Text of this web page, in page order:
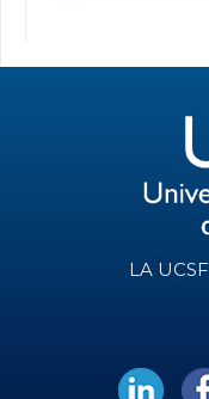
LA UCSF